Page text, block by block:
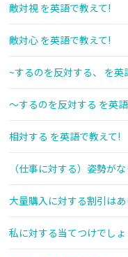
敵対視 を英語で教えて!
敵対心 を英語で教えて!
~するのを反対する、 を英
～するのを反対する を英
相対する を英語で教えて!
（仕事に対する）姿勢が
大量購入に対する割引は
私に対する当てつけでし